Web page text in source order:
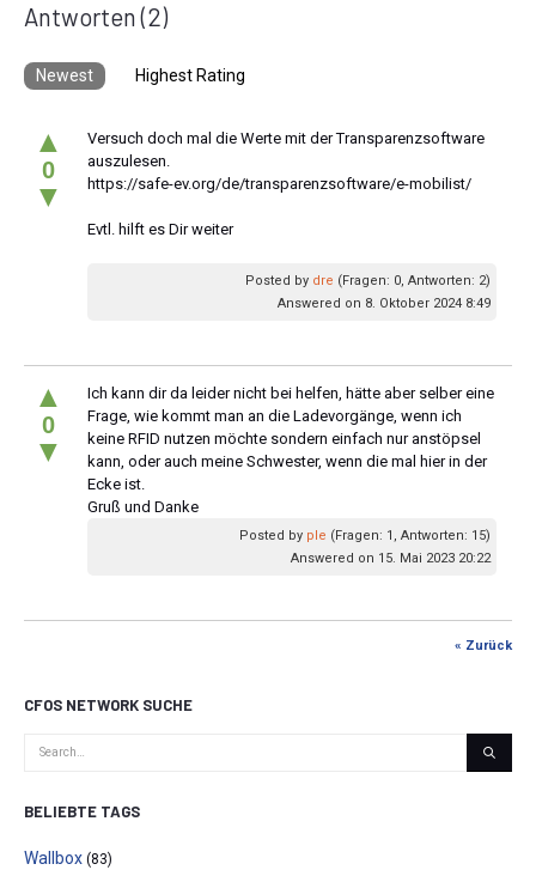
Antworten(2)
Newest Highest Rating
▲
0
▼
Versuch doch mal die Werte mit der Transparenzsoftware
auszulesen.
https://safe-ev.org/de/transparenzsoftware/e-mobilist/
Evtl. hilft es Dir weiter
Posted by dre (Fragen: 0, Antworten: 2)
Answered on 8. Oktober 2024 8:49
▲
0
▼
Ich kann dir da leider nicht bei helfen, hätte aber selber eine
Frage, wie kommt man an die Ladevorgänge, wenn ich
keine RFID nutzen möchte sondern einfach nur anstöpsel
kann, oder auch meine Schwester, wenn die mal hier in der
Ecke ist.
Gruß und Danke
Posted by ple (Fragen: 1, Antworten: 15)
Answered on 15. Mai 2023 20:22
« Zurück
CFOS NETWORK SUCHE
BELIEBTE TAGS
Wallbox (83)